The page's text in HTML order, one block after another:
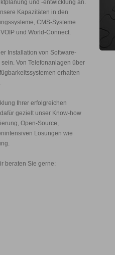
und -entwicklung an.
Kapazitäten in den
CMS-Systeme
und World-Connect.
Installation von Software-
Von Telefonanlagen über
erhalten
Ihrer erfolgreichen
gezielt unser Know-how
Open-Source,
Lösungen wie
beraten Sie gerne: